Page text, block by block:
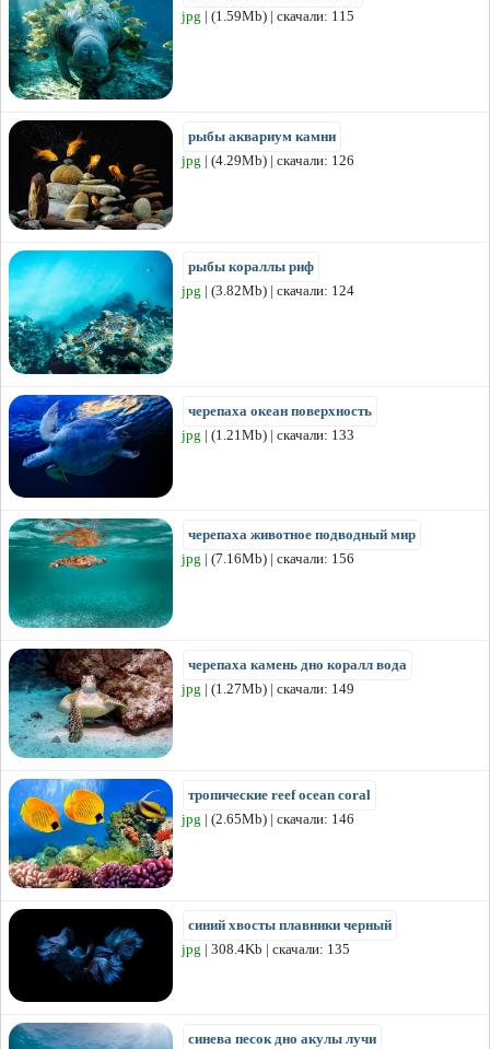
jpg | (1.59Mb) | скачали: 115
рыбы аквариум камни
jpg | (4.29Mb) | скачали: 126
рыбы кораллы риф
jpg | (3.82Mb) | скачали: 124
черепаха океан поверхность
jpg | (1.21Mb) | скачали: 133
черепаха животное подводный мир
jpg | (7.16Mb) | скачали: 156
черепаха камень дно коралл вода
jpg | (1.27Mb) | скачали: 149
тропические reef ocean coral
jpg | (2.65Mb) | скачали: 146
синий хвосты плавники черный
jpg | 308.4Kb | скачали: 135
синева песок дно акулы лучи